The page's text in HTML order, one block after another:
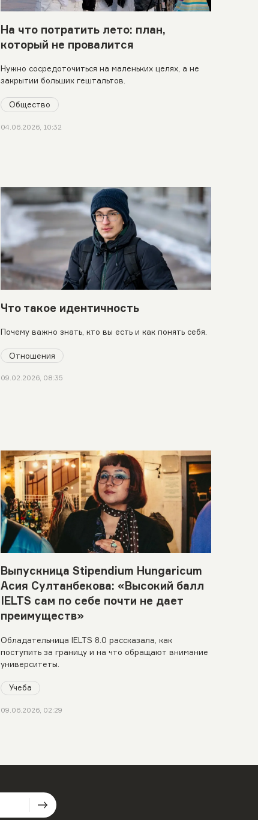
На что потратить лето: план,
который не провалится
Нужно сосредоточиться на маленьких целях, а не
закрытии больших гештальтов.
Общество
04.06.2026, 10:32
Что такое идентичность
Почему важно знать, кто вы есть и как понять себя.
Отношения
09.02.2026, 08:35
Выпускница Stipendium Hungaricum
Асия Султанбекова: «Высокий балл
IELTS сам по себе почти не дает
преимуществ»
Обладательница IELTS 8.0 рассказала, как
поступить за границу и на что обращают внимание
университеты.
Учеба
09.06.2026, 02:29